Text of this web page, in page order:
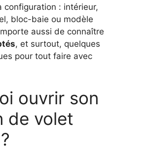
configuration : intérieur,
bloc-baie ou modèle
aussi de connaître
, et surtout, quelques
pour tout faire avec
ouvrir son
de volet